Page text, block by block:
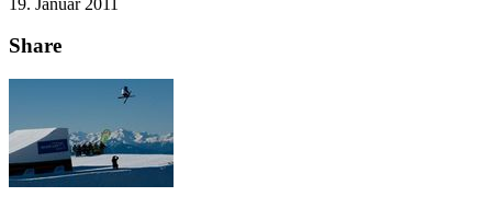
Share